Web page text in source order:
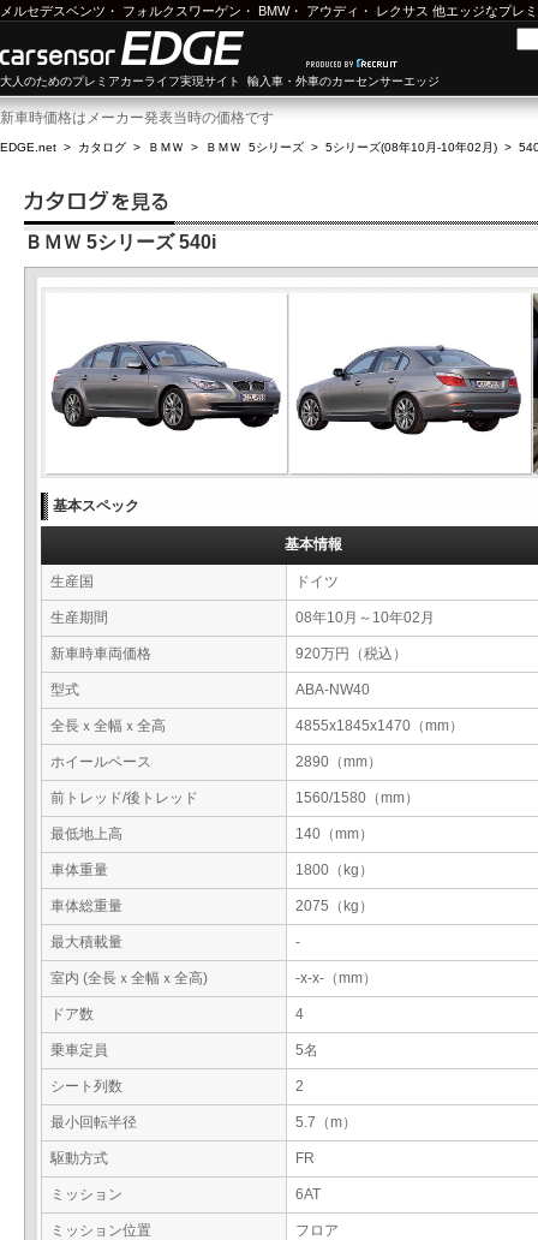
メルセデスベンツ ・ フォルクスワーゲン ・ BMW・ アウディ ・ レクサス 他エッジなプレ
大人のためのプレミアカーライフ実現サイト 輸入車・外車のカーセンサーエッジ
新車時価格はメーカー発表当時の価格です
EDGE.net > カタログ > ＢＭＷ > ＢＭＷ 5シリーズ > 5シリーズ(08年10月-10年02月) >
ＢＭＷ 5シリーズ 540i
基本スペック
基本情報
生産国 ドイツ
生産期間 08年10月～10年02月
新車時車両価格 920万円（税込）
型式 ABA-NW40
全長ｘ全幅ｘ全高 4855x1845x1470（mm）
ホイールベース 2890（mm）
前トレッド/後トレッド 1560/1580（mm）
最低地上高 140（mm）
車体重量 1800（kg）
車体総重量 2075（kg）
最大積載量 -
室内 (全長ｘ全幅ｘ全高) -x-x-（mm）
ドア数 4
乗車定員 5名
シート列数 2
最小回転半径 5.7（m）
駆動方式 FR
ミッション 6AT
ミッション位置 フロア